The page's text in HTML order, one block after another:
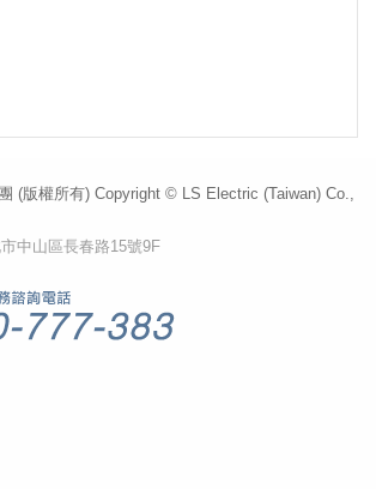
(版權所有) Copyright © LS Electric (Taiwan) Co.,
中山區長春路15號9F